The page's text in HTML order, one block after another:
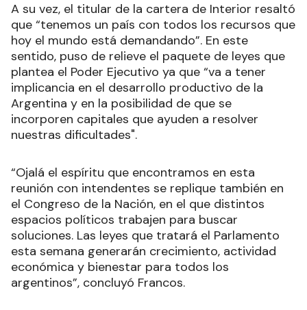
A su vez, el titular de la cartera de Interior resaltó
que “tenemos un país con todos los recursos que
hoy el mundo está demandando”. En este
sentido, puso de relieve el paquete de leyes que
plantea el Poder Ejecutivo ya que “va a tener
implicancia en el desarrollo productivo de la
Argentina y en la posibilidad de que se
incorporen capitales que ayuden a resolver
nuestras dificultades".
“Ojalá el espíritu que encontramos en esta
reunión con intendentes se replique también en
el Congreso de la Nación, en el que distintos
espacios políticos trabajen para buscar
soluciones. Las leyes que tratará el Parlamento
esta semana generarán crecimiento, actividad
económica y bienestar para todos los
argentinos”, concluyó Francos.